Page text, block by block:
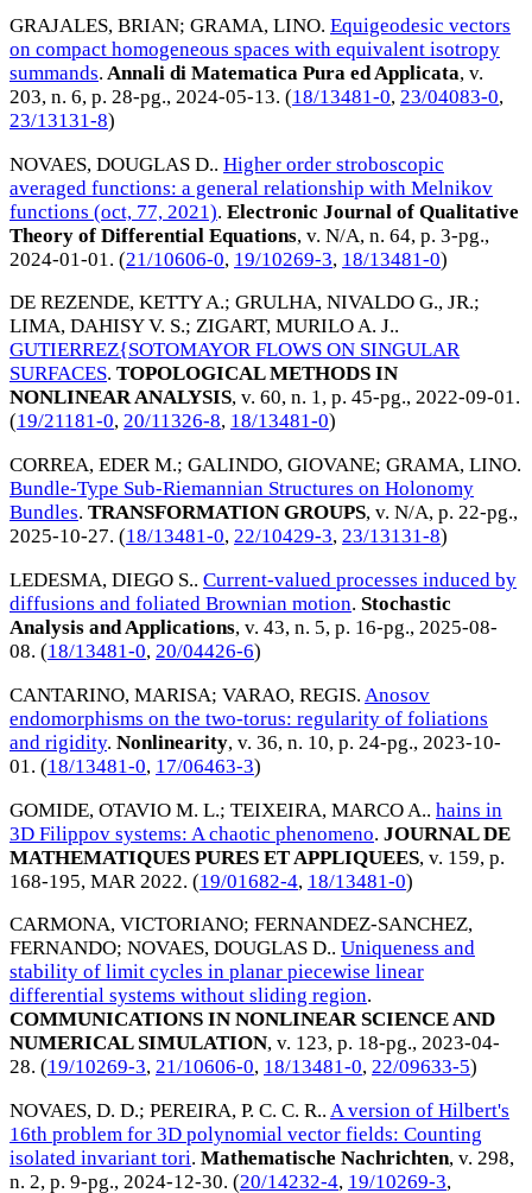
GRAJALES, BRIAN; GRAMA, LINO. Equigeodesic vectors
on compact homogeneous spaces with equivalent isotropy
summands. Annali di Matematica Pura ed Applicata, v.
203, n. 6, p. 28-pg., 2024-05-13. (18/13481-0, 23/04083-0,
23/13131-8)
NOVAES, DOUGLAS D.. Higher order stroboscopic
averaged functions: a general relationship with Melnikov
functions (oct, 77, 2021). Electronic Journal of Qualitative
Theory of Differential Equations, v. N/A, n. 64, p. 3-pg.,
2024-01-01 . (21/10606-0, 19/10269-3, 18/13481-0)
DE REZENDE, KETTY A.; GRULHA, NIVALDO G., JR.;
LIMA, DAHISY V. S.; ZIGART, MURILO A. J..
GUTIERREZ{SOTOMAYOR FLOWS ON SINGULAR
SURFACES. TOPOLOGICAL METHODS IN
NONLINEAR ANALYSIS, v. 60, n. 1, p. 45-pg., 2022-09-01.
(19/21181-0, 20/11326-8, 18/13481-0)
CORREA, EDER M.; GALINDO, GIOVANE; GRAMA, LINO.
Bundle-Type Sub-Riemannian Structures on Holonomy
Bundles. TRANSFORMATION GROUPS, v. N/A, p. 22-pg.,
2025-10-27. (18/13481-0, 22/10429-3, 23/13131-8)
LEDESMA, DIEGO S.. Current-valued processes induced by
diffusions and foliated Brownian motion. Stochastic
Analysis and Applications, v. 43, n. 5, p. 16-pg., 2025-08-
08. (18/13481-0, 20/04426-6)
CANTARINO, MARISA; VARAO, REGIS. Anosov
endomorphisms on the two-torus: regularity of foliations
and rigidity. Nonlinearity, v. 36, n. 10, p. 24-pg., 2023-10-
01 . (18/13481-0, 17/06463-3)
GOMIDE, OTAVIO M. L.; TEIXEIRA, MARCO A.. hains in
3D Filippov systems: A chaotic phenomeno. JOURNAL DE
MATHEMATIQUES PURES ET APPLIQUEES, v. 159, p.
168-195, MAR 2022. (19/01682-4, 18/13481-0)
CARMONA, VICTORIANO; FERNANDEZ-SANCHEZ,
FERNANDO; NOVAES, DOUGLAS D.. Uniqueness and
stability of limit cycles in planar piecewise linear
differential systems without sliding region.
COMMUNICATIONS IN NONLINEAR SCIENCE AND
NUMERICAL SIMULATION, v. 123, p. 18-pg., 2023-04-
28. (19/10269-3, 21/10606-0, 18/13481-0, 22/09633-5)
NOVAES, D. D.; PEREIRA, P. C. C. R.. A version of Hilbert's
16th problem for 3D polynomial vector fields: Counting
isolated invariant tori. Mathematische Nachrichten, v. 298,
n. 2, p. 9-pg., 2024-12-30. (20/14232-4, 19/10269-3,